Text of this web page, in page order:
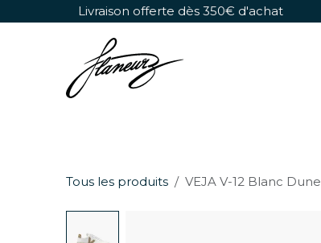
Se rendre au contenuLivraison offerte dès 350€ d'achat
Tous les produits VEJA V-12 Blanc Dune